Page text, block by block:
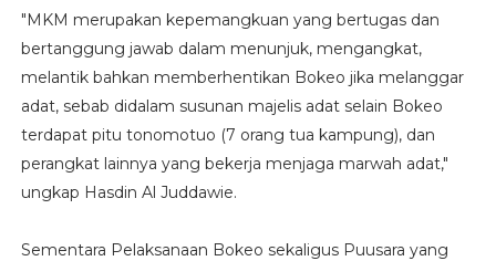
"MKM merupakan kepemangkuan yang bertugas dan
bertanggung jawab dalam menunjuk, mengangkat,
melantik bahkan memberhentikan Bokeo jika melanggar
adat, sebab didalam susunan majelis adat selain Bokeo
terdapat pitu tonomotuo (7 orang tua kampung), dan
perangkat lainnya yang bekerja menjaga marwah adat,"
ungkap Hasdin Al Juddawie.
Sementara Pelaksanaan Bokeo sekaligus Puusara yang